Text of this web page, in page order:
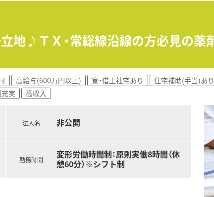
多さを誇り、プライベートの時間を大切にしながら長く
なく、15分単位での支給が徹底されているため、ワーク
に達しており、1ヶ月間の連続休暇を取得した実績もあ
発など、時代を先読みしたデジタル化を推進し、患者様
制度や、階層別の研修教育棟を完備するなど、教育への
備をスタートさせるなど、多様性を尊重する先進的な取
地♪ＴＸ・常総線沿線の方必見の薬
高給与(600万円以上) 寮・借上社宅あり 住宅補助(手当)あり
実 高収入
法人名 非公開
勤務時間
変形労働時間制：原則実働8時間（休
憩60分）※シフト制